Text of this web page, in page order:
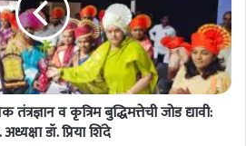
व कृत्रिम बुद्धिमत्तेची जोड द्यावी:
डॉ. प्रिया शिंदे